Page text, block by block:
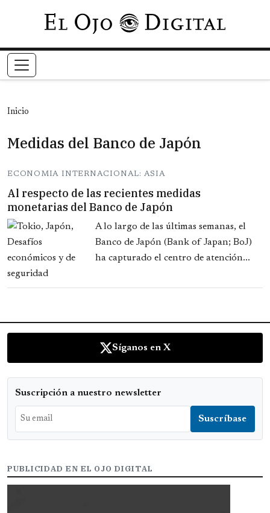
Pasar al contenido principal
Inicio
Medidas del Banco de Japón
ECONOMIA INTERNACIONAL: ASIA
Al respecto de las recientes medidas
monetarias del Banco de Japón
A lo largo de las últimas semanas, el
Banco de Japón (Bank of Japan; BoJ)
ha capturado el centro de atención...
Síganos en X
Suscripción a nuestro newsletter
PUBLICIDAD EN EL OJO DIGITAL